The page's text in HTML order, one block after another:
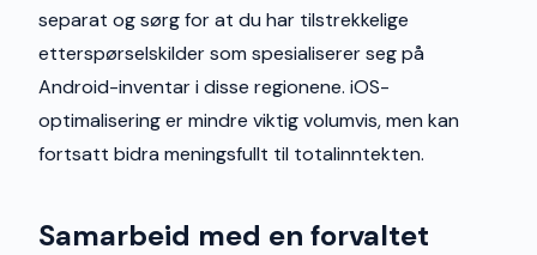
separat og sørg for at du har tilstrekkelige
etterspørselskilder som spesialiserer seg på
Android-inventar i disse regionene. iOS-
optimalisering er mindre viktig volumvis, men kan
fortsatt bidra meningsfullt til totalinntekten.
Samarbeid med en forvaltet